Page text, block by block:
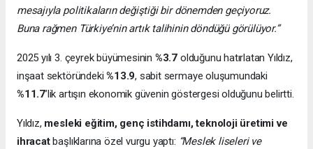
mesajıyla politikaların değiştiği bir dönemden geçiyoruz.
Buna rağmen Türkiye’nin artık talihinin döndüğü görülüyor.”
2025 yılı 3. çeyrek büyümesinin %3.7 olduğunu hatırlatan Yıldız,
inşaat sektöründeki%13.9, sabit sermaye oluşumundaki
%11.7’lik artışın ekonomik güvenin göstergesi olduğunu belirtti.
Yıldız, mesleki eğitim, genç istihdamı, teknoloji üretimi ve
ihracatbaşlıklarına özel vurgu yaptı: “Meslek liseleri ve